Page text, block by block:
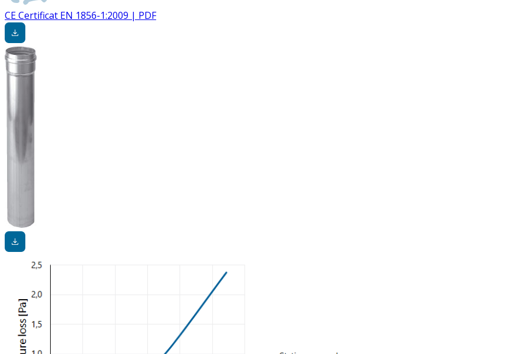
CE Certificat EN 1856-1:2009 | PDF